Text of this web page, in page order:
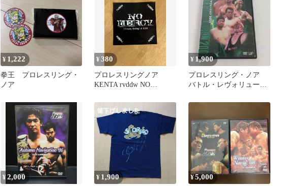
¥ 1,222
拳王 プロレスリング・
ノア
¥380
プロレスリングノア
KENTA rvddw NO
¥ 1,900
プロレスリング・ノア
バトル・レヴォリューシ
¥2,000 ¥ 1,900 ¥5,000